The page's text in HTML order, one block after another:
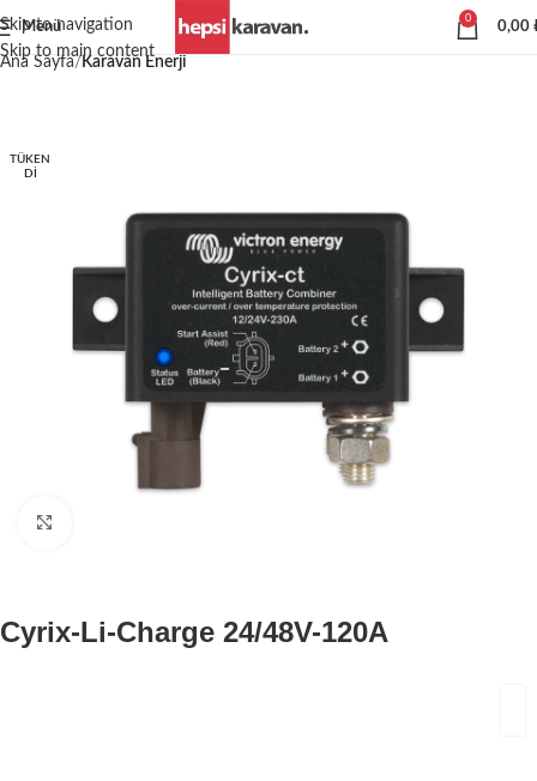
Skip to navigation
Skip to main content
Menü
0
0,00
Ana Sayfa Karavan Enerji
TÜKEN
DI
Cyrix-Li-Charge 24/48V-120A